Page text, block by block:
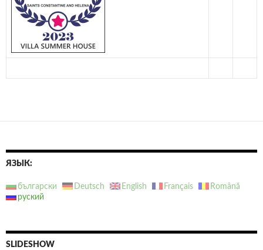
ЯЗЫК:
български Deutsch English Français
Română
руский
SLIDESHOW